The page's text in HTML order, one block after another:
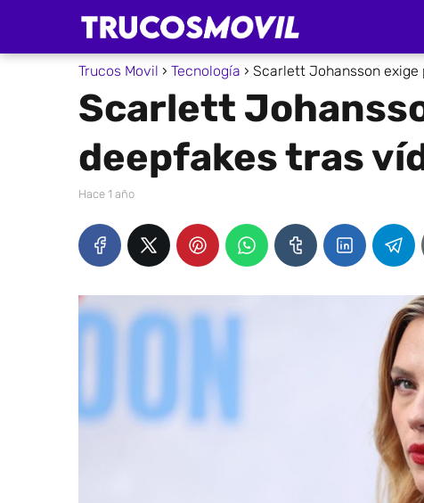
Trucos Movil Tecnología Scarlett Johansson
Scarlett
deepfakes tras
hace 1 año